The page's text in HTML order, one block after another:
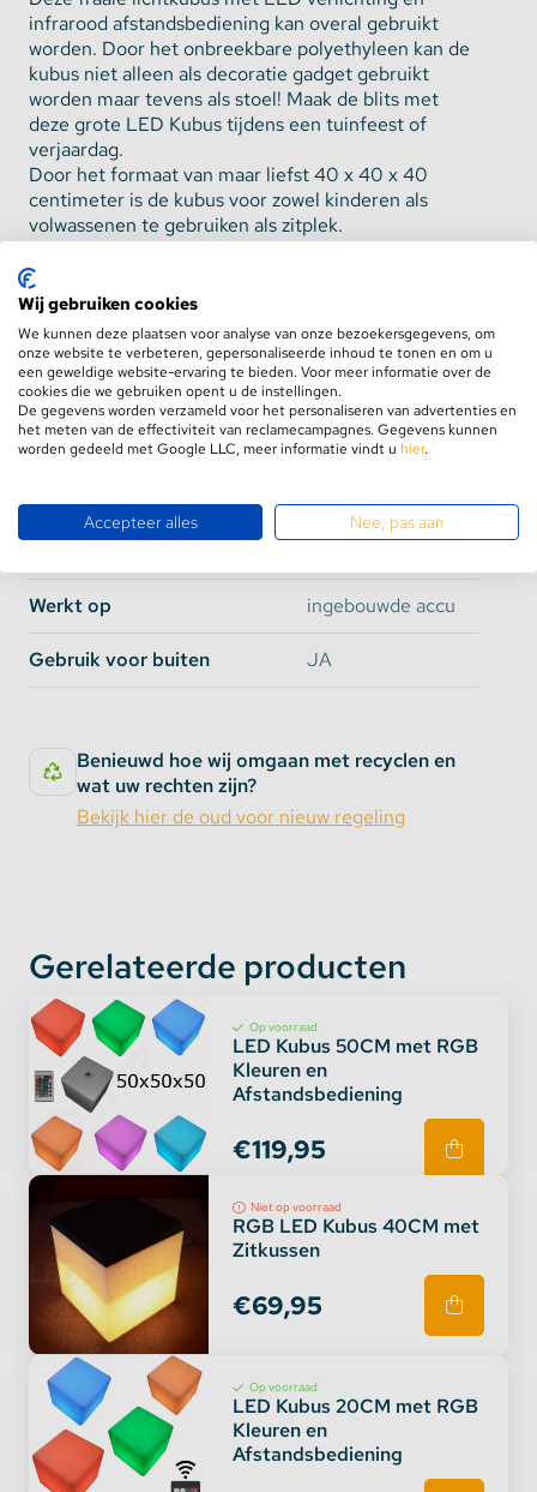
infrarood afstandsbediening kan overal gebruikt
worden. Door het onbreekbare polyethyleen kan de
kubus niet alleen als decoratie gadget gebruikt
worden maar tevens als stoel! Maak de blits met
deze grote LED Kubus tijdens een tuinfeest of
verjaardag.
Door het formaat van maar liefst 40 x 40 x 40
centimeter is de kubus voor zowel kinderen als
volwassenen te gebruiken als zitplek.
Waterdicht en weerbestendig
De RGB LED kubus is niet alleen ijzersterk maar
tevens IP68 waterdicht. Door het formaat en de
aard van het materiaal blijft de kubus ook drijven en
deze kan dus in zwembaden en vijvers gebruikt
worden om een fraai effect te creëren. Ook bij
daglicht zal de kubus goed opvallen want de
met een traditionele 40W lamp.
Toon meer
Specificaties
Werkt op ingebouwde accu
Gebruik voor buiten JA
Benieuwd hoe wij omgaan met recyclen en
wat uw rechten zijn?
Bekijk hier de oud voor nieuw regeling
Gerelateerde producten
Op voorraad
LED Kubus 50CM met RGB
Kleuren en
Afstandsbediening
€119,95
Niet op voorraad
RGB LED Kubus 40CM met
Zitkussen
€69,95
Op voorraad
LED Kubus 20CM met RGB
Kleuren en
Afstandsbediening
Wij gebruiken cookies
We kunnen deze plaatsen voor analyse van onze bezoekersgegevens, om
onze website te verbeteren, gepersonaliseerde inhoud te tonen en om u
een geweldige website-ervaring te bieden. Voor meer informatie over de
cookies die we gebruiken opent u de instellingen.
De gegevens worden verzameld voor het personaliseren van advertenties en
het meten van de effectiviteit van reclamecampagnes. Gegevens kunnen
worden gedeeld met Google LLC, meer informatie vindt u hier.
Accepteer alles Nee, pas aan